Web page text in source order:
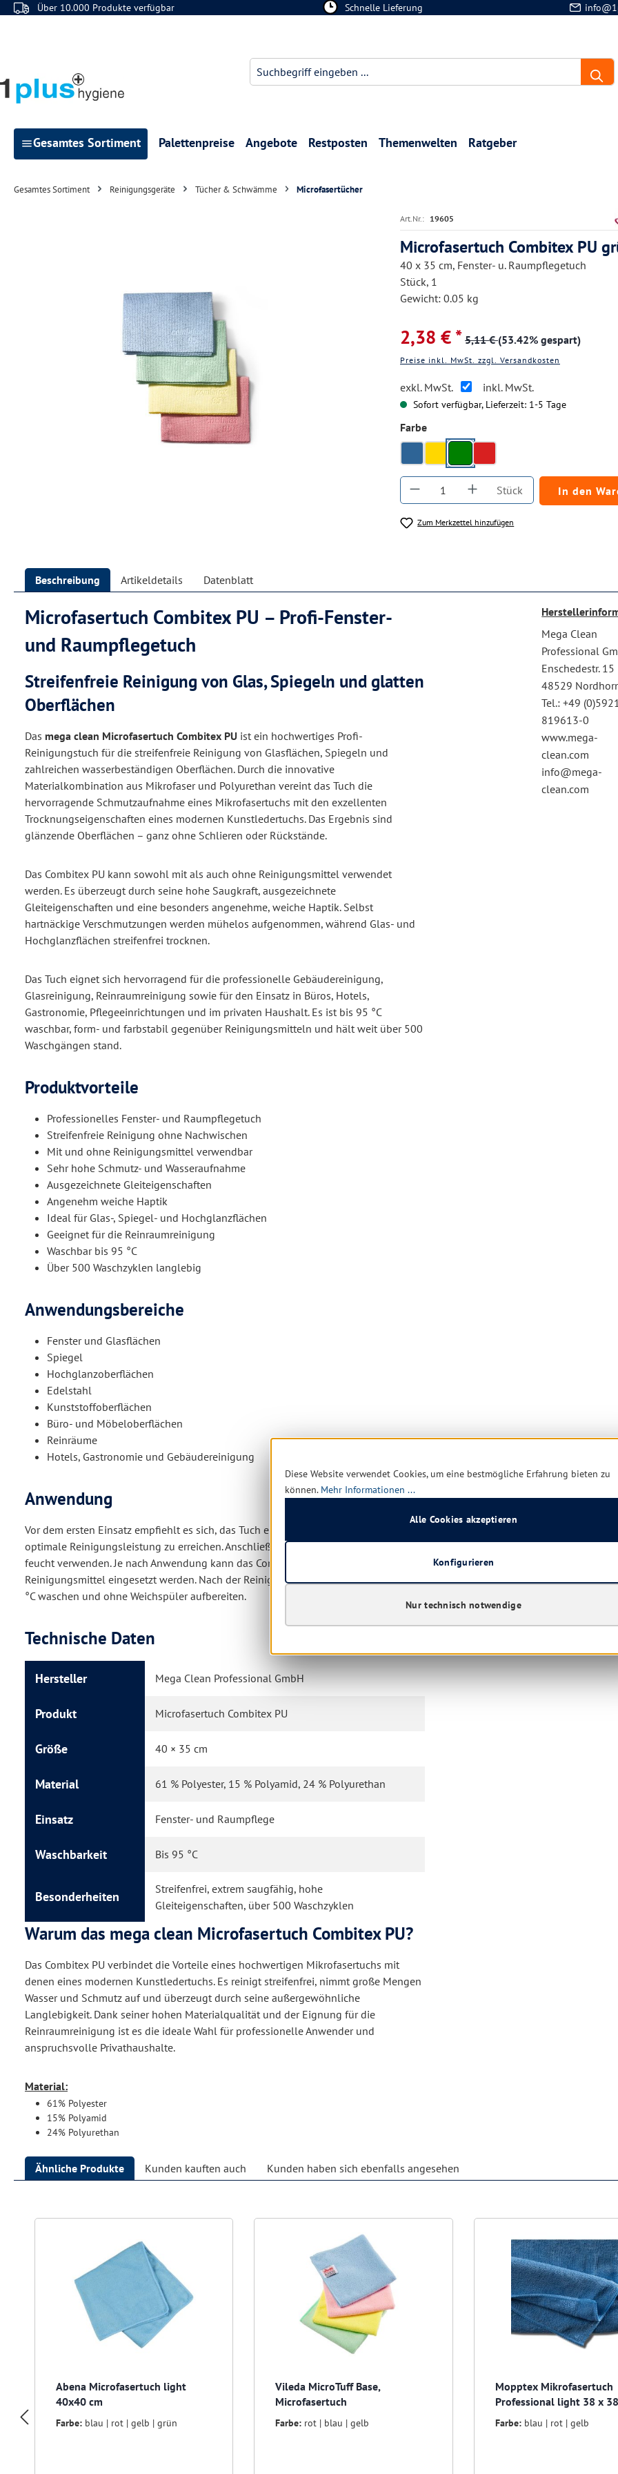
Hauptinhalt springen
Zur Suche springen
Zur Hauptnavigation springen
Über 10.000 Produkte verfügbar Schnelle Lieferung
Gesamtes Sortiment Palettenpreise Angebote Restposten Themenwelten Ratgeber
Gesamtes Sortiment Reinigungsgeräte Tücher & Schwämme Microfasertücher
Art.Nr.: 19605
Microfasertuch Combitex PU
40 x 35 cm, Fenster- u. Raumpflegetuch
Stück, 1
Gewicht: 0.05 kg
2,38 € * 5,11 €(53.42% gespart)
Preise inkl. MwSt. zzgl. Versandkosten
exkl. MwSt. inkl. MwSt.
Sofort verfügbar, Lieferzeit: 1-5 Tage
Farbeauswählen
Produkt Anzahl: Gib den
Stück In den
Zum Merkzettel hinzufügen
Beschreibung Artikeldetails Datenblatt
Microfasertuch Combitex PU – Profi-Fenster-
und Raumpflegetuch
Streifenfreie Reinigung von Glas, Spiegeln und glatten
Oberflächen
Das mega clean Microfasertuch Combitex PU ist ein hochwertiges Profi-
Reinigungstuch für die streifenfreie Reinigung von Glasflächen, Spiegeln und
zahlreichen wasserbeständigen Oberflächen. Durch die innovative
Materialkombination aus Mikrofaser und Polyurethan vereint das Tuch die
hervorragende Schmutzaufnahme eines Mikrofasertuchs mit den exzellenten
Trocknungseigenschaften eines modernen Kunstledertuchs. Das Ergebnis sind
glänzende Oberflächen – ganz ohne Schlieren oder Rückstände.
Das Combitex PU kann sowohl mit als auch ohne Reinigungsmittel verwendet
werden. Es überzeugt durch seine hohe Saugkraft, ausgezeichnete
Gleiteigenschaften und eine besonders angenehme, weiche Haptik. Selbst
hartnäckige Verschmutzungen werden mühelos aufgenommen, während Glas- und
Hochglanzflächen streifenfrei trocknen.
Das Tuch eignet sich hervorragend für die professionelle Gebäudereinigung,
Glasreinigung, Reinraumreinigung sowie für den Einsatz in Büros, Hotels,
Gastronomie, Pflegeeinrichtungen und im privaten Haushalt. Es ist bis 95 °C
waschbar, form- und farbstabil gegenüber Reinigungsmitteln und hält weit über 500
Waschgängen stand.
Produktvorteile
Professionelles Fenster- und Raumpflegetuch
Streifenfreie Reinigung ohne Nachwischen
Mit und ohne Reinigungsmittel verwendbar
Sehr hohe Schmutz- und Wasseraufnahme
Ausgezeichnete Gleiteigenschaften
Angenehm weiche Haptik
Ideal für Glas-, Spiegel- und Hochglanzflächen
Geeignet für die Reinraumreinigung
Waschbar bis 95 °C
Über 500 Waschzyklen langlebig
Anwendungsbereiche
Fenster und Glasflächen
Spiegel
Hochglanzoberflächen
Edelstahl
Kunststoffoberflächen
Büro- und Möbeloberflächen
Reinräume
Hotels, Gastronomie und Gebäudereinigung
Anwendung
Vor dem ersten Einsatz empfiehlt es sich, das Tuch einmal zu waschen, um die
optimale Reinigungsleistung zu erreichen. Anschließend trocken, nebelfeucht oder
feucht verwenden. Je nach Anwendung kann das Combitex PU mit oder ohne
Reinigungsmittel eingesetzt werden. Nach der Reinigung das Tuch bei Bedarf bis 95
°C waschen und ohne Weichspüler aufbereiten.
Technische Daten
Hersteller Mega Clean Professional GmbH
Produkt Microfasertuch Combitex PU
Größe 40 × 35 cm
Material 61 % Polyester, 15 % Polyamid, 24 % Polyurethan
Einsatz Fenster- und Raumpflege
Waschbarkeit Bis 95 °C
Besonderheiten
Streifenfrei, extrem saugfähig, hohe
Gleiteigenschaften, über 500 Waschzyklen
Warum das mega clean Microfasertuch Combitex PU?
Das Combitex PU verbindet die Vorteile eines hochwertigen Mikrofasertuchs mit
denen eines modernen Kunstledertuchs. Es reinigt streifenfrei, nimmt große Mengen
Wasser und Schmutz auf und überzeugt durch seine außergewöhnliche
Langlebigkeit. Dank seiner hohen Materialqualität und der Eignung für die
Reinraumreinigung ist es die ideale Wahl für professionelle Anwender und
anspruchsvolle Privathaushalte.
Mega Clean
Professional
Enschedestr. 15
48529
Tel.: +49 (0)5921
819613-0
www.mega-
clean.com
info@mega-
clean.com
Material:
61% Polyester
15% Polyamid
24% Polyurethan
Ähnliche Produkte Kunden kauften auch Kunden haben sich ebenfalls angesehen
Abena Microfasertuch light
40x40 cm
Farbe: blau | rot | gelb | grün
Vileda MicroTuff Base,
Microfasertuch
Farbe: rot | blau | gelb
Mopptex Mikrofasertuch
Professional light 38 x
Farbe: blau | rot | gelb
Diese Website verwendet Cookies, um eine bestmögliche Erfahrung bieten zu
können. Mehr Informationen ...
Nur technisch notwendige
Konfigurieren
Alle Cookies akzeptieren